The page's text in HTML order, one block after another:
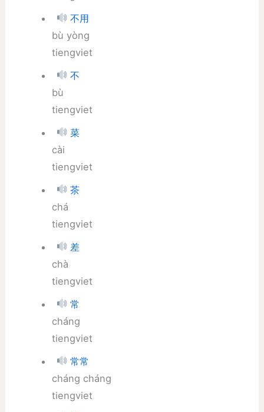
不用
bù yòng
tiengviet
不
bù
tiengviet
菜
cài
tiengviet
茶
chá
tiengviet
差
chà
tiengviet
常
cháng
tiengviet
常常
cháng cháng
tiengviet